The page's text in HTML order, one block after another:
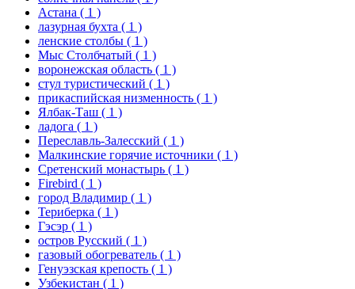
Астана ( 1 )
лазурная бухта ( 1 )
ленские столбы ( 1 )
Мыс Столбчатый ( 1 )
воронежская область ( 1 )
стул туристический ( 1 )
прикаспийская низменность ( 1 )
Ялбак-Таш ( 1 )
ладога ( 1 )
Переславль-Залесский ( 1 )
Малкинские горячие источники ( 1 )
Сретенский монастырь ( 1 )
Firebird ( 1 )
город Владимир ( 1 )
Териберка ( 1 )
Гэсэр ( 1 )
остров Русский ( 1 )
газовый обогреватель ( 1 )
Генуэзская крепость ( 1 )
Узбекистан ( 1 )